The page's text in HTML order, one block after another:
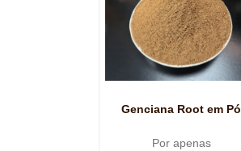
Genciana Root em Pó
Por apenas